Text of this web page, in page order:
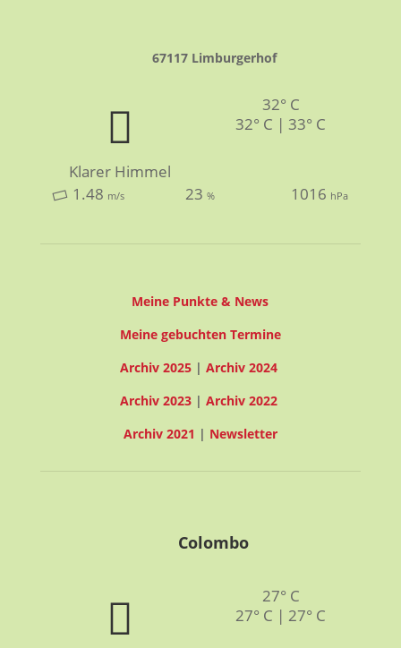
67117 Limburgerhof
Klarer Himmel
32° C
32° C | 33° C
1.48 m/s 23% 1016 hPa
Meine Punkte & News
Meine gebuchten Termine
Archiv 2025| Archiv 2024
Archiv 2023| Archiv 2022
Archiv 2021 | Newsletter
Colombo
27° C
27° C | 27° C